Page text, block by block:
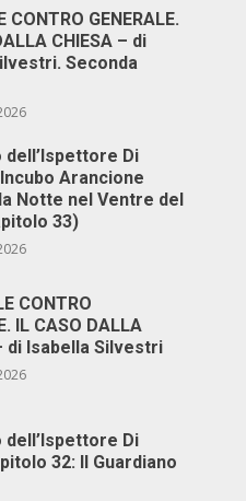
CONTRO GENERALE.
CHIESA – di
Seconda
dell’Ispettore Di
Arancione
Notte nel Ventre del
33)
CONTRO
IL CASO DALLA
di Isabella Silvestri
dell’Ispettore Di
32: Il Guardiano